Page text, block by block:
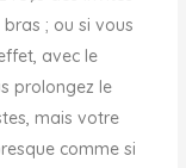
; ou si vous
avec le
prolongez le
mais votre
comme si